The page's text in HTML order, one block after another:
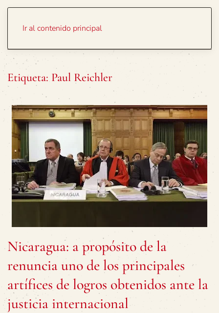
Ir al contenido principal
Etiqueta: Paul Reichler
Nicaragua: a propósito de la
renuncia uno de los principales
artífices de logros obtenidos ante la
justicia internacional